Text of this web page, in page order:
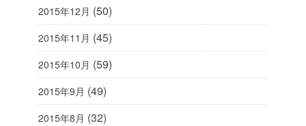
2015年12月 (50)
2015年11月 (45)
2015年10月 (59)
2015年9月 (49)
2015年8月 (32)